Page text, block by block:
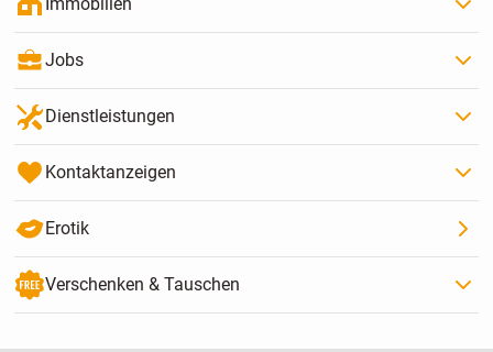
Jobs
Dienstleistungen
Kontaktanzeigen
Erotik
Verschenken & Tauschen